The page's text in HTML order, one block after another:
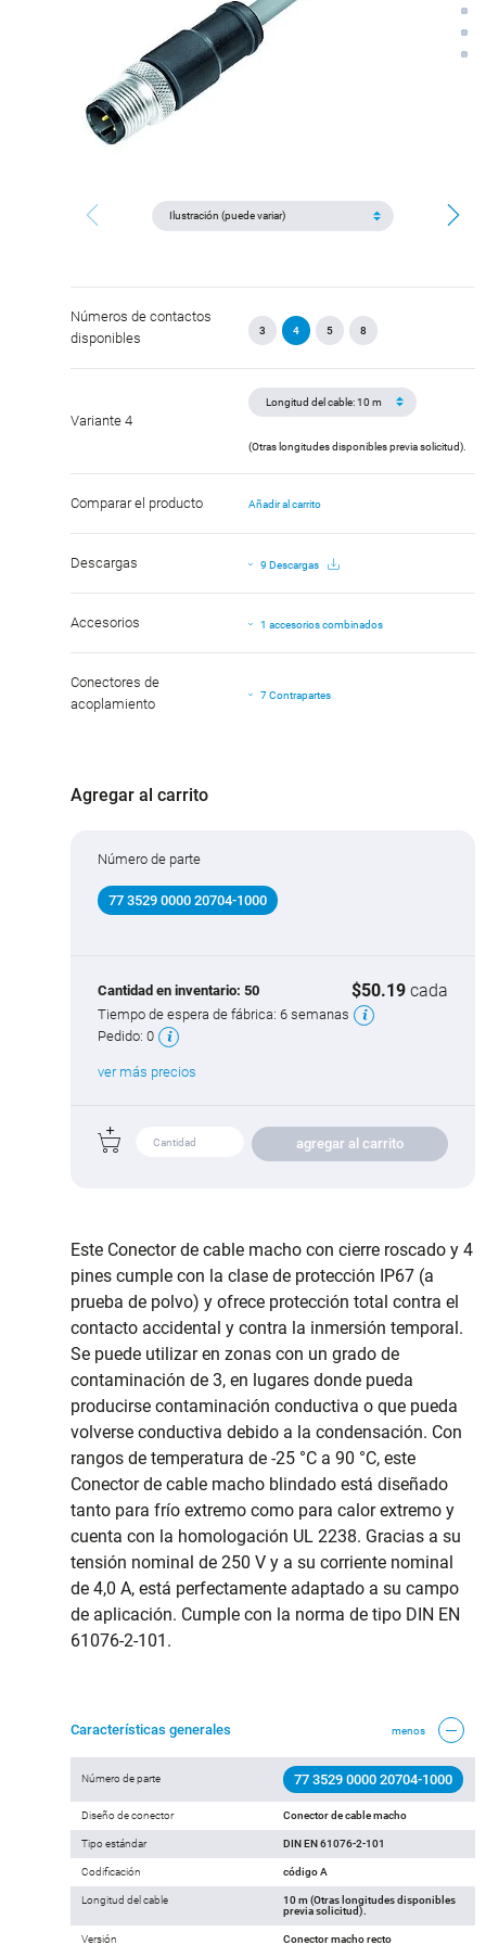
Números de contactos
disponibles
3 4 5 8
Variante 4
(Otras longitudes disponibles previa solicitud).
Comparar el producto Añadir al carrito
Descargas 9 Descargas
Accesorios 1 accesorios combinados
Conectores de
acoplamiento
7 Contrapartes
Agregar al carrito
Número de parte
77 3529 0000 20704-1000
Cantidad en inventario: 50 $50.19 cada
Tiempo de espera de fábrica: 6 semanas
Pedido: 0
ver más precios
agregar al carrito
Este Conector de cable macho con cierre roscado y 4
pines cumple con la clase de protección IP67 (a
prueba de polvo) y ofrece protección total contra el
contacto accidental y contra la inmersión temporal.
Se puede utilizar en zonas con un grado de
contaminación de 3, en lugares donde pueda
producirse contaminación conductiva o que pueda
volverse conductiva debido a la condensación. Con
rangos de temperatura de -25 °C a 90 °C, este
Conector de cable macho blindado está diseñado
tanto para frío extremo como para calor extremo y
cuenta con la homologación UL 2238. Gracias a su
tensión nominal de 250 V y a su corriente nominal
de 4,0 A, está perfectamente adaptado a su campo
de aplicación. Cumple con la norma de tipo DIN EN
61076-2-101.
Características generales menos
Número de parte 77 3529 0000 20704-1000
Diseño de conector Conector de cable macho
Tipo estándar DIN EN 61076-2-101
Codificación código A
Longitud del cable
10 m (Otras longitudes disponibles
previa solicitud).
Versión Conector macho recto